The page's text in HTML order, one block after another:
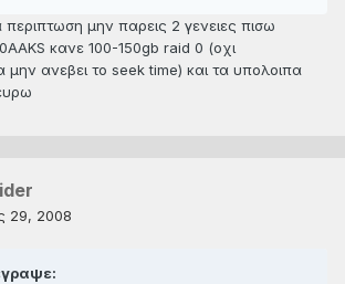
περιπτωση μην παρεις 2 γενειες πισω
κανε 100-150gb raid 0 (οχι
μην ανεβει το seek time) και τα υπολοιπα
29, 2008